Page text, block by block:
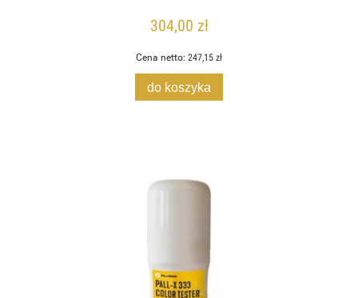
304,00 zł
Cena netto: 247,15 zł
do koszyka